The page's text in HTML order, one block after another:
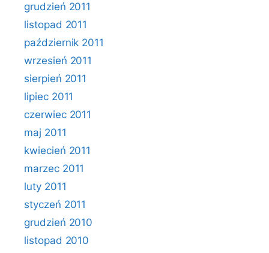
grudzień 2011
listopad 2011
październik 2011
wrzesień 2011
sierpień 2011
lipiec 2011
czerwiec 2011
maj 2011
kwiecień 2011
marzec 2011
luty 2011
styczeń 2011
grudzień 2010
listopad 2010